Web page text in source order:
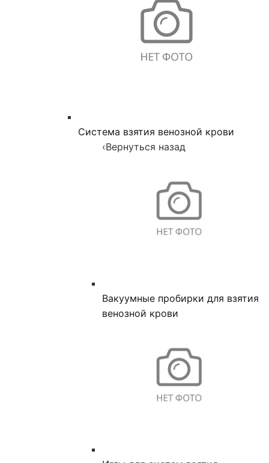
Система взятия венозной крови
‹Вернуться назад
Вакуумные пробирки для взятия
венозной крови